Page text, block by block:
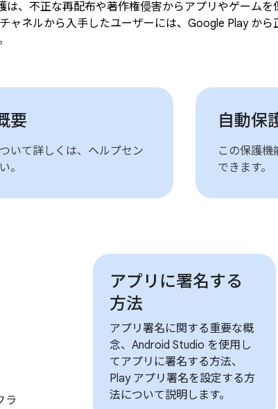
は、不正な再配布や著作権侵害からアプリやゲーム
ャネルから入手したユーザーには、Google Play か
要
いて詳しくは、ヘルプセン
。
自動保
この保護
できます。
ラ
アプリに署名する
方法
アプリ署名に関する重要な概
念、Android Studio を使用し
てアプリに署名する方法、
Play アプリ署名を設定する方
法について説明します。